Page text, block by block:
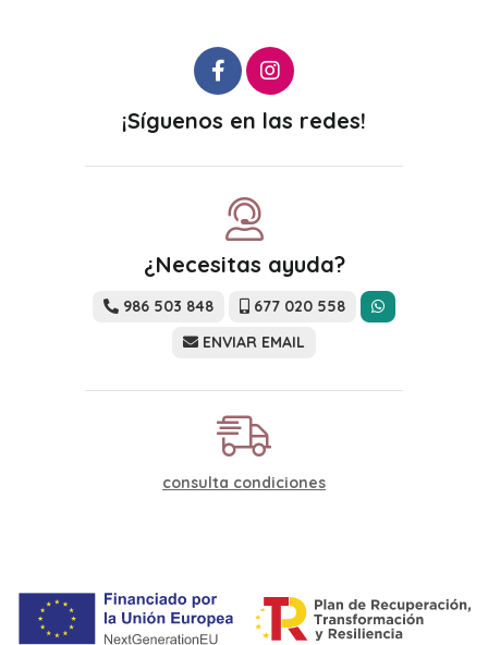
¡Síguenos en las redes!
¿Necesitas ayuda?
986 503 848
677 020 558
ENVIAR EMAIL
consulta condiciones